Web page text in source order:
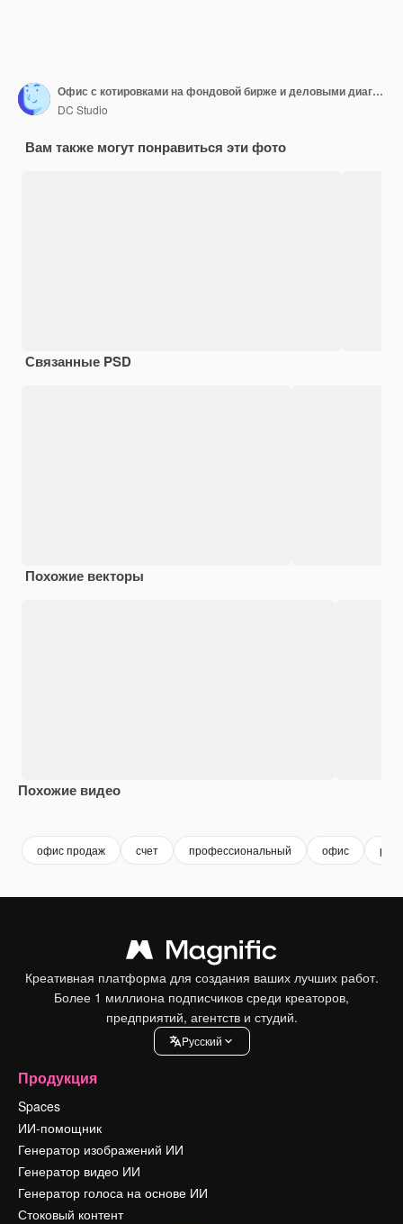
Офис с котировками на фондовой бирже и деловыми диаграммами, отображаемыми в фоновом режиме
DC Studio
Вам также могут понравиться эти фото
Связанные PSD
Похожие векторы
Похожие видео
офис продаж счет профессиональный офис
Креативная платформа для создания ваших лучших работ.
Более 1 миллиона подписчиков среди креаторов,
предприятий, агентств и студий.
Pусский
Продукция
Spaces
ИИ-помощник
Генератор изображений ИИ
Генератор видео ИИ
Генератор голоса на основе ИИ
Стоковый контент